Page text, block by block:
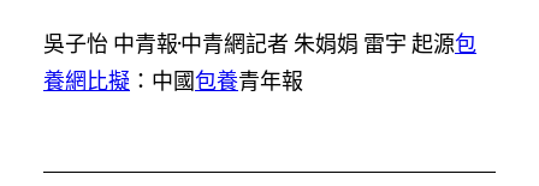
吳子怡 中青報·中青網記者 朱娟娟 雷宇 起源包
養網比擬 ：中國包養青年報